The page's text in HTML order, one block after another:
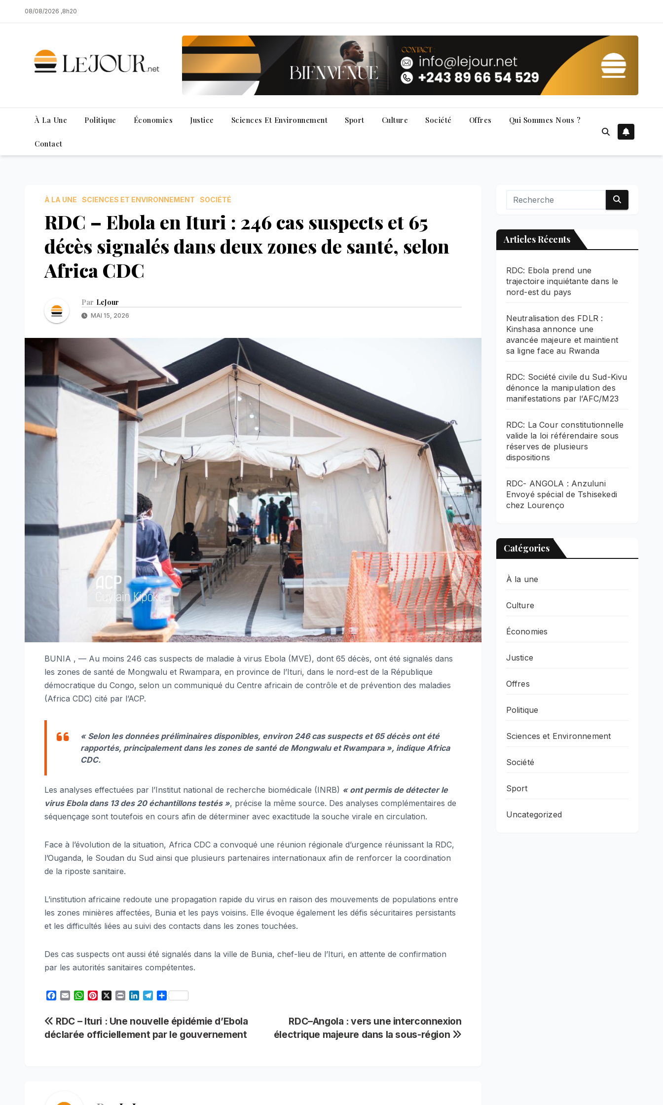
to
08/08/2026 ,8h20
À La Une Politique Économies Justice Sciences Et Environnement Sport Culture Société Offres Qui Sommes Nous ?
Contact
À LA UNE SCIENCES ET ENVIRONNEMENT SOCIÉTÉ
RDC – Ebola en Ituri : 246 cas suspects et 65
décès signalés dans deux zones de santé, selon
Africa CDC
Par LeJour
MAI 15, 2026
BUNIA , — Au moins 246 cas suspects de maladie à virus Ebola (MVE), dont 65 décès, ont été signalés dans
les zones de santé de Mongwalu et Rwampara, en province de l’Ituri, dans le nord-est de la République
démocratique du Congo, selon un communiqué du Centre africain de contrôle et de prévention des maladies
(Africa CDC) cité par l’ACP.
« Selon les données préliminaires disponibles, environ 246 cas suspects et 65 décès ont été
rapportés, principalement dans les zones de santé de Mongwalu et Rwampara », indique Africa
CDC.
Les analyses effectuées par l’Institut national de recherche biomédicale (INRB) « ont permis de détecter le
virus Ebola dans 13 des 20 échantillons testés », précise la même source. Des analyses complémentaires de
séquençage sont toutefois en cours afin de déterminer avec exactitude la souche virale en circulation.
Face à l’évolution de la situation, Africa CDC a convoqué une réunion régionale d’urgence réunissant la RDC,
l’Ouganda, le Soudan du Sud ainsi que plusieurs partenaires internationaux afin de renforcer la coordination
de la riposte sanitaire.
L’institution africaine redoute une propagation rapide du virus en raison des mouvements de populations entre
les zones minières affectées, Bunia et les pays voisins. Elle évoque également les défis sécuritaires persistants
et les difficultés liées au suivi des contacts dans les zones touchées.
Des cas suspects ont aussi été signalés dans la ville de Bunia, chef-lieu de l’Ituri, en attente de confirmation
par les autorités sanitaires compétentes.
e
b
i
l
W
t
s
n
t
e
n
t
k
e
e
g
S
r
e
Navigation
de
RDC–Angola : vers une interconnexion
électrique majeure dans la sous-région
RDC – Ituri : Une nouvelle épidémie d’Ebola
déclarée officiellement par le gouvernement
Articles Récents
RDC: Ebola prend une
trajectoire inquiétante dans le
nord-est du pays
Neutralisation des FDLR :
Kinshasa annonce une
avancée majeure et maintient
sa ligne face au Rwanda
RDC: Société civile du Sud-Kivu
dénonce la manipulation des
manifestations par l’AFC/M23
RDC: La Cour constitutionnelle
valide la loi référendaire sous
réserves de plusieurs
dispositions
RDC- ANGOLA : Anzuluni
Envoyé spécial de Tshisekedi
chez Lourenço
Catégories
À la une
Culture
Économies
Justice
Offres
Politique
Sciences et Environnement
Société
Sport
Uncategorized